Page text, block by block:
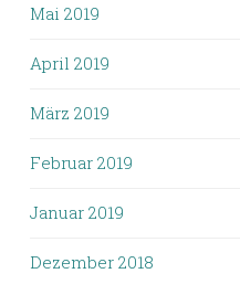
Mai 2019
April 2019
März 2019
Februar 2019
Januar 2019
Dezember 2018